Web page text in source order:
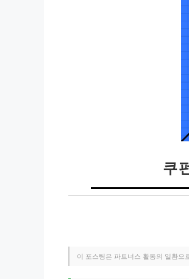
쿠
이 포스팅은 파트너스 활동의 일환으